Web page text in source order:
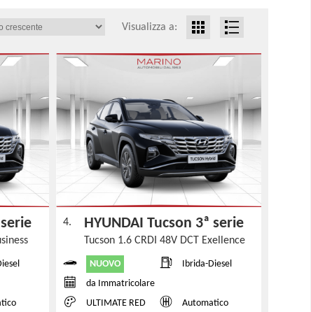
Visualizza a:
4. HYUNDAI Tucson 3ª serie
Tucson 1.6 CRDI 48V DCT Exellence
NUOVO
Ibrida-Diesel
da Immatricolare
ULTIMATE RED
Automatico